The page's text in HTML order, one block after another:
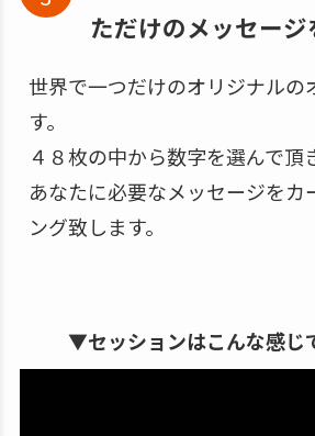
ただけのメッセージ
世界で一つだけのオリジナルの
す。
４８枚の中から数字を選んで頂
あなたに必要なメッセージをカ
ング致します。
▼セッションはこんな感じ